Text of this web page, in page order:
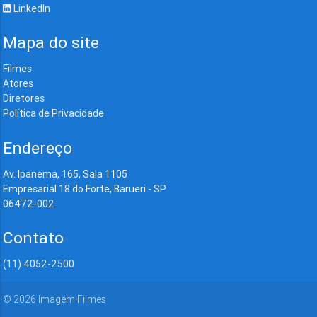
LinkedIn
Mapa do site
Filmes
Atores
Diretores
Política de Privacidade
Endereço
Av. Ipanema, 165, Sala 1105
Empresarial 18 do Forte, Barueri - SP
06472-002
Contato
(11) 4052-2500
© 2026 Imagem Filmes